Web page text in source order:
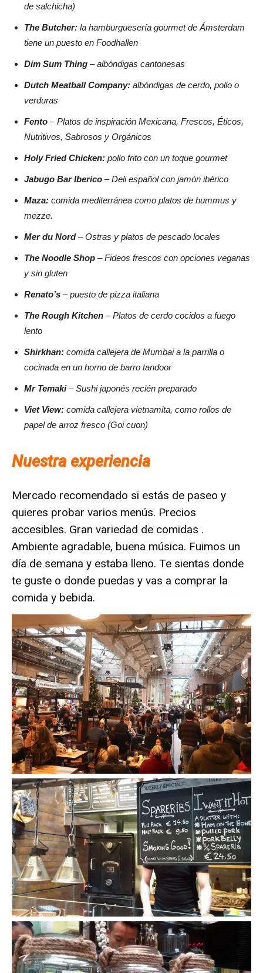
de salchicha)
The Butcher: la hamburguesería gourmet de Ámsterdam
tiene un puesto en Foodhallen
Dim Sum Thing – albóndigas cantonesas
Dutch Meatball Company: albóndigas de cerdo, pollo o
verduras
Fento – Platos de inspiración Mexicana, Frescos, Éticos,
Nutritivos, Sabrosos y Orgánicos
Holy Fried Chicken: pollo frito con un toque gourmet
Jabugo Bar Iberico – Deli español con jamón ibérico
Maza: comida mediterránea como platos de hummus y
mezze.
Mer du Nord– Ostras y platos de pescado locales
The Noodle Shop – Fideos frescos con opciones veganas
y sin gluten
Renato’s – puesto de pizza italiana
The Rough Kitchen – Platos de cerdo cocidos a fuego
lento
Shirkhan: comida callejera de Mumbai a la parrilla o
cocinada en un horno de barro tandoor
Mr Temaki– Sushi japonés recién preparado
Viet View: comida callejera vietnamita, como rollos de
papel de arroz fresco (Goi cuon)
Nuestra experiencia
Mercado recomendado si estás de paseo y
quieres probar varios menús. Precios
accesibles. Gran variedad de comidas .
Ambiente agradable, buena música. Fuimos un
día de semana y estaba lleno. Te sientas donde
te guste o donde puedas y vas a comprar la
comida y bebida.